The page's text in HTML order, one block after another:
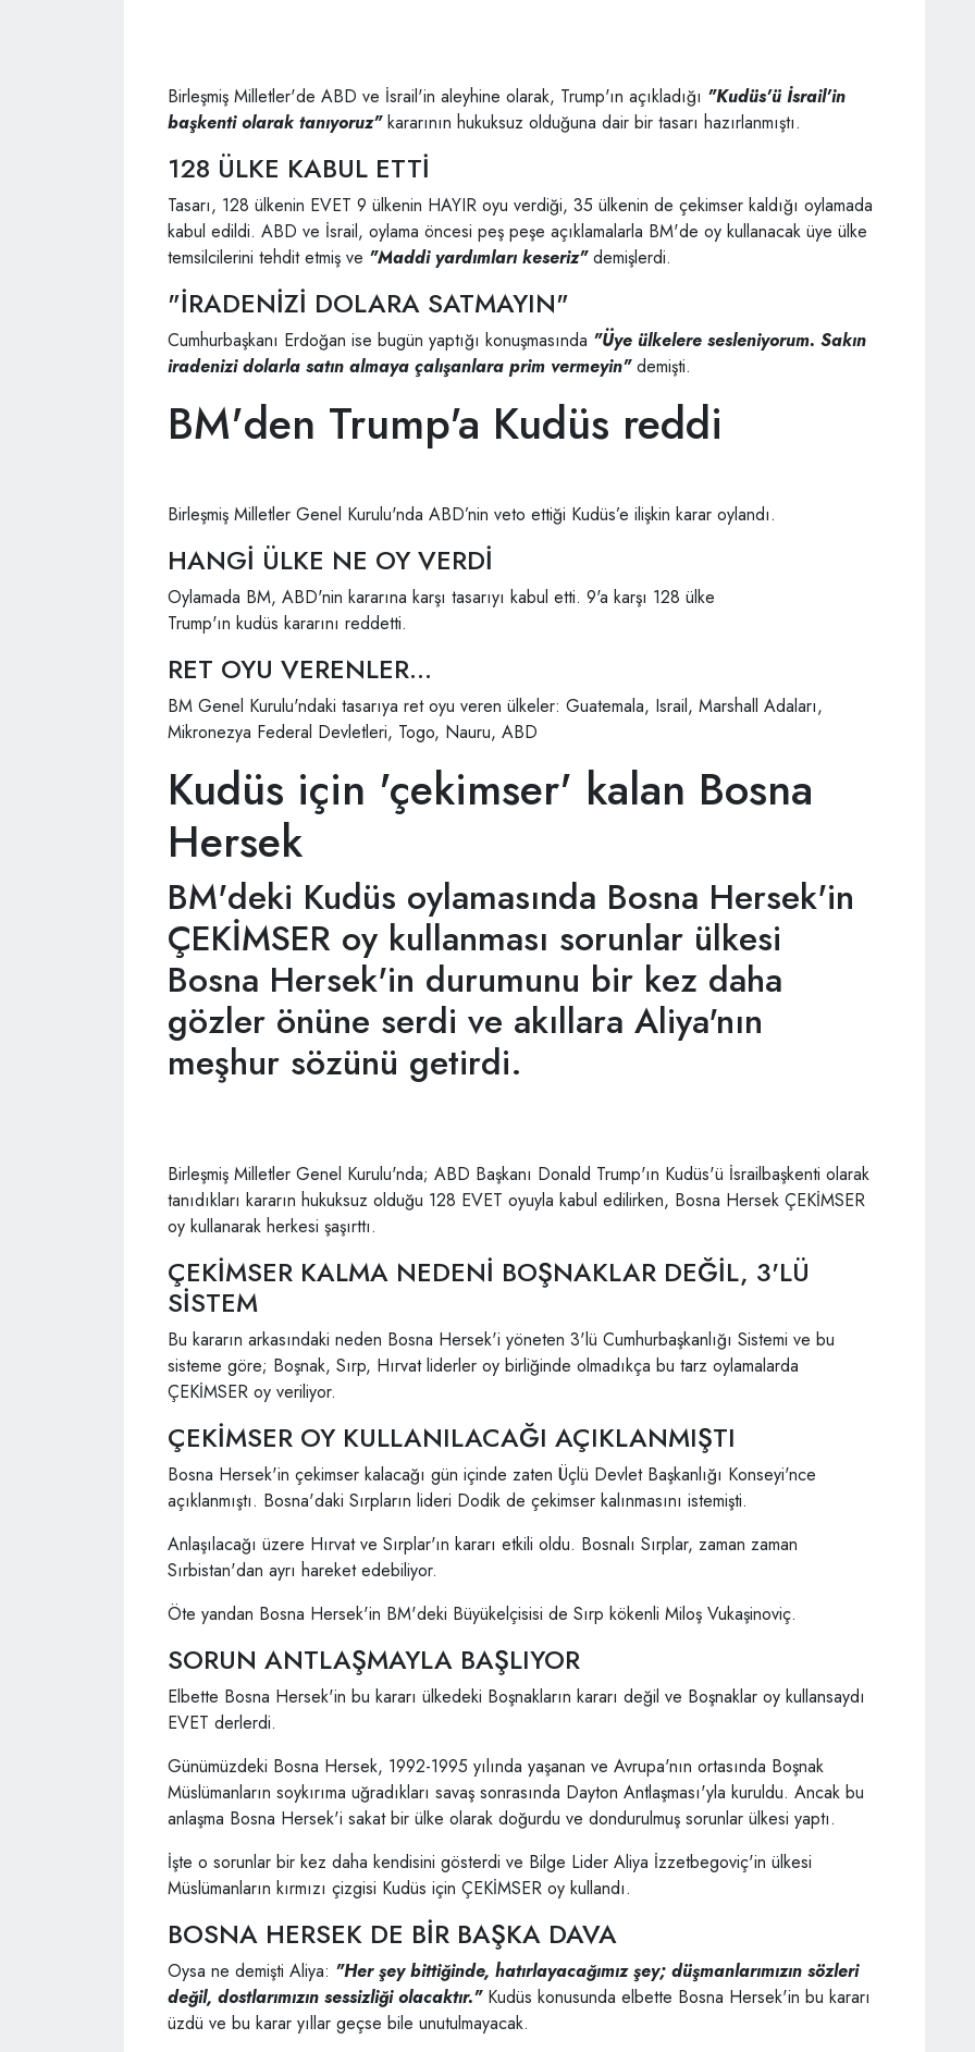
Birleşmiş Milletler'de ABD ve İsrail'in aleyhine olarak, Trump'ın açıkladığı "Kudüs'ü İsrail'in
başkenti olarak tanıyoruz"kararının hukuksuz olduğuna dair bir tasarı hazırlanmıştı.
128 ÜLKE KABUL ETTİ
Tasarı, 128 ülkenin EVET 9 ülkenin HAYIR oyu verdiği, 35 ülkenin de çekimser kaldığı oylamada
kabul edildi. ABD ve İsrail, oylama öncesi peş peşe açıklamalarla BM'de oy kullanacak üye ülke
temsilcilerini tehdit etmiş ve "Maddi yardımları keseriz"demişlerdi.
"İRADENİZİ DOLARA SATMAYIN"
Cumhurbaşkanı Erdoğan ise bugün yaptığı konuşmasında "Üye ülkelere sesleniyorum. Sakın
iradenizi dolarla satın almaya çalışanlara prim vermeyin"demişti.
BM'den Trump'a Kudüs reddi
Birleşmiş Milletler Genel Kurulu'nda ABD’nin veto ettiği Kudüs’e ilişkin karar oylandı.
HANGİ ÜLKE NE OY VERDİ
Oylamada BM, ABD'nin kararına karşı tasarıyı kabul etti. 9'a karşı 128 ülke
Trump'ın kudüs kararını reddetti.
RET OYU VERENLER...
BM Genel Kurulu'ndaki tasarıya ret oyu veren ülkeler: Guatemala, Israil, Marshall Adaları,
Mikronezya Federal Devletleri, Togo, Nauru, ABD
Kudüs için 'çekimser' kalan Bosna
Hersek
BM'deki Kudüs oylamasında Bosna Hersek'in
ÇEKİMSER oy kullanması sorunlar ülkesi
Bosna Hersek'in durumunu bir kez daha
gözler önüne serdi ve akıllara Aliya'nın
meşhur sözünü getirdi.
Birleşmiş Milletler Genel Kurulu'nda; ABD Başkanı Donald Trump'ın Kudüs'ü İsrailbaşkenti olarak
tanıdıkları kararın hukuksuz olduğu 128 EVET oyuyla kabul edilirken, Bosna Hersek ÇEKİMSER
oy kullanarak herkesi şaşırttı.
ÇEKİMSER KALMA NEDENİ BOŞNAKLAR DEĞİL, 3'LÜ
SİSTEM
Bu kararın arkasındaki neden Bosna Hersek'i yöneten 3'lü Cumhurbaşkanlığı Sistemi ve bu
sisteme göre; Boşnak, Sırp, Hırvat liderler oy birliğinde olmadıkça bu tarz oylamalarda
ÇEKİMSER oy veriliyor.
ÇEKİMSER OY KULLANILACAĞI AÇIKLANMIŞTI
Bosna Hersek'in çekimser kalacağı gün içinde zaten Üçlü Devlet Başkanlığı Konseyi'nce
açıklanmıştı. Bosna'daki Sırpların lideri Dodik de çekimser kalınmasını istemişti.
Anlaşılacağı üzere Hırvat ve Sırplar'ın kararı etkili oldu. Bosnalı Sırplar, zaman zaman
Sırbistan'dan ayrı hareket edebiliyor.
Öte yandan Bosna Hersek'in BM'deki Büyükelçisisi de Sırp kökenli Miloş Vukaşinoviç.
SORUN ANTLAŞMAYLA BAŞLIYOR
Elbette Bosna Hersek'in bu kararı ülkedeki Boşnakların kararı değil ve Boşnaklar oy kullansaydı
EVET derlerdi.
Günümüzdeki Bosna Hersek, 1992-1995 yılında yaşanan ve Avrupa'nın ortasında Boşnak
Müslümanların soykırıma uğradıkları savaş sonrasında Dayton Antlaşması'yla kuruldu. Ancak bu
anlaşma Bosna Hersek'i sakat bir ülke olarak doğurdu ve dondurulmuş sorunlar ülkesi yaptı.
İşte o sorunlar bir kez daha kendisini gösterdi ve Bilge Lider Aliya İzzetbegoviç'in ülkesi
Müslümanların kırmızı çizgisi Kudüs için ÇEKİMSER oy kullandı.
BOSNA HERSEK DE BİR BAŞKA DAVA
Oysa ne demişti Aliya: "Her şey bittiğinde, hatırlayacağımız şey; düşmanlarımızın sözleri
değil, dostlarımızın sessizliği olacaktır." Kudüs konusunda elbette Bosna Hersek'in bu kararı
üzdü ve bu karar yıllar geçse bile unutulmayacak.